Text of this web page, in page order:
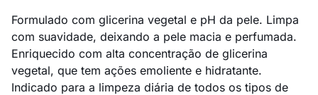
Formulado com glicerina vegetal e pH da pele. Limpa
com suavidade, deixando a pele macia e perfumada.
Enriquecido com alta concentração de glicerina
vegetal, que tem ações emoliente e hidratante.
Indicado para a limpeza diária de todos os tipos de